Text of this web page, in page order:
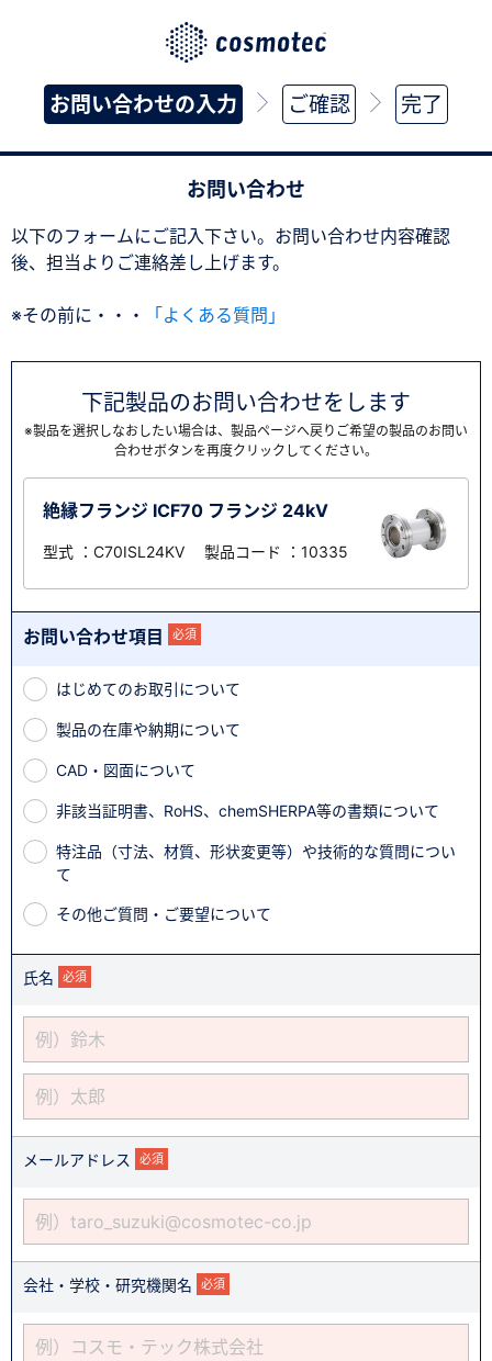
お問い合わせの入力 ご確認 完了
お問い合わせ
以下のフォームにご記入下さい。お問い合わせ内容確認
後、担当よりご連絡差し上げます。
※その前に・・・ 「よくある質問」
下記製品のお問い合わせをします
※製品を選択しなおしたい場合は、製品ページへ戻りご希望の製品のお問い
合わせボタンを再度クリックしてください。
絶縁フランジ ICF70 フランジ 24kV
型式 ：C70ISL24KV 製品コード ：10335
お問い合わせ項目 必須
はじめてのお取引について
製品の在庫や納期について
CAD・図面について
非該当証明書、RoHS、chemSHERPA等の書類について
特注品（寸法、材質、形状変更等）や技術的な質問につい
て
その他ご質問・ご要望について
氏名 必須
メールアドレス 必須
会社・学校・研究機関名 必須